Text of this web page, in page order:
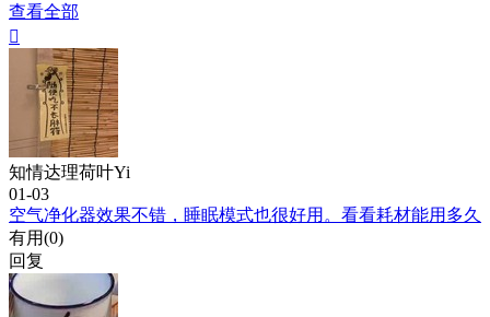
查看全部

知情达理荷叶Yi
01-03
空气净化器效果不错，睡眠模式也很好用。看看耗材能用多久
有用(0)
回复